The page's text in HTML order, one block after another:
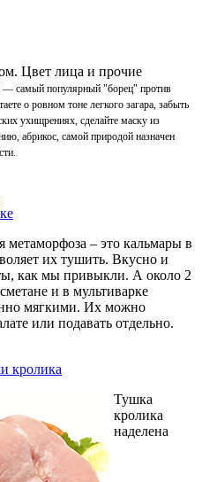
Цвет лица и прочие
— самый популярный "борец" против
о ровном тоне легкого загара, забыть
ухищрениях, сделайте маску из
абрикос, самой природой назначен
– это кальмары в
их тушить. Вкусно и
как мы привыкли. А около 2
и в мультиварке
мягкими. Их можно
или подавать отдельно.
кролика
Тушка
кролика
наделена